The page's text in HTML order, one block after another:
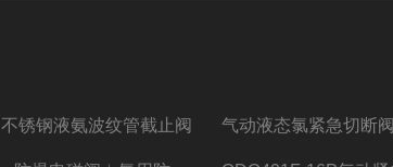
不锈钢液氨波纹管截止阀 气动液态氯紧急切断阀